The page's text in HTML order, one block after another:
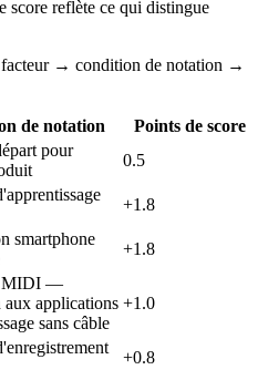
score reflète ce qui distingue
→ condition de notation →
de notation
Points de score
pour
0.5
+1.8
smartphone
+1.8
MIDI —
aux applications
sans câble
+1.0
+0.8